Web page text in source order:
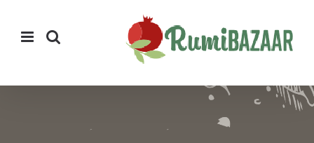
content